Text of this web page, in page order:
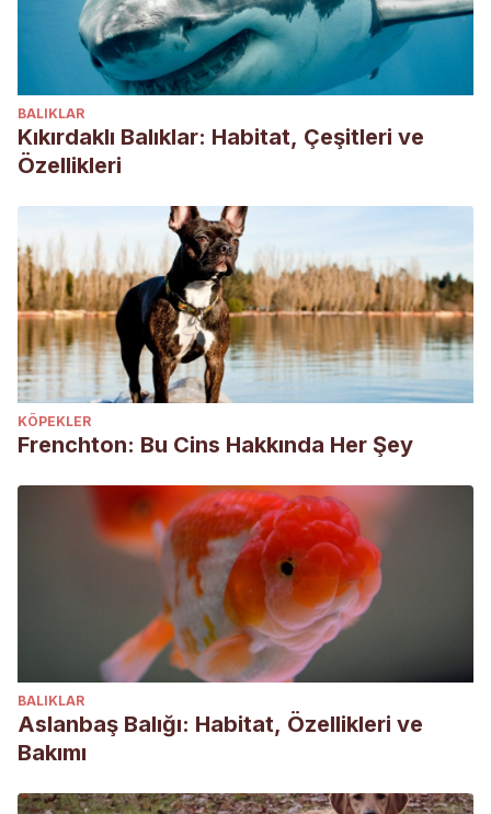
BALIKLAR
Kıkırdaklı Balıklar: Habitat, Çeşitleri ve
Özellikleri
KÖPEKLER
Frenchton: Bu Cins Hakkında Her Şey
BALIKLAR
Aslanbaş Balığı: Habitat, Özellikleri ve
Bakımı